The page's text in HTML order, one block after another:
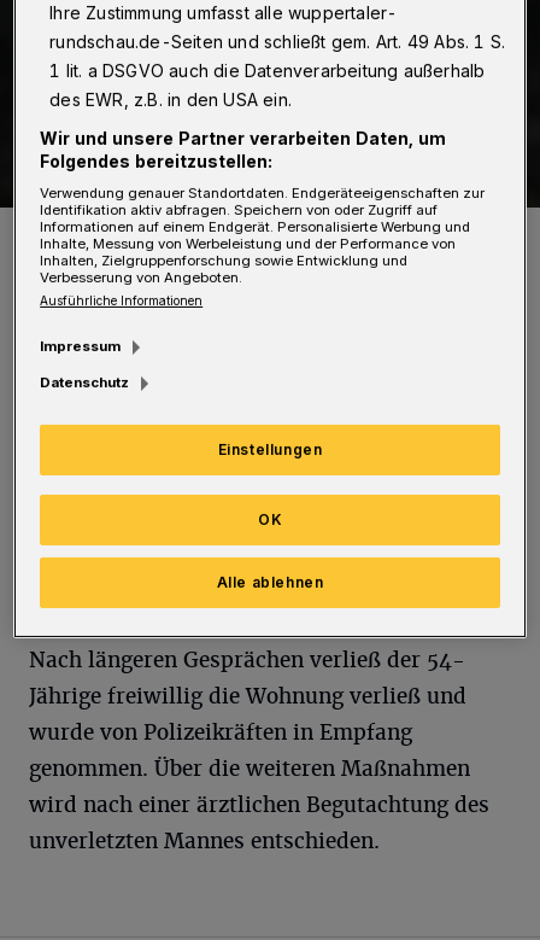
Symbolbild.
Foto: Christoph Petersen
Leitstelle informiert, dass ein 54 Jahre alter
geäußert habe. Da davon ausgegangen werden
musste, dass die Person über Schusswaffen
verfügt, rückte das SEK an.
Nach längeren Gesprächen verließ der 54-
Jährige freiwillig die Wohnung verließ und
wurde von Polizeikräften in Empfang
genommen. Über die weiteren Maßnahmen
wird nach einer ärztlichen Begutachtung des
unverletzten Mannes entschieden.
Ihre Zustimmung umfasst alle wuppertaler-
rundschau.de-Seiten und schließt gem. Art. 49 Abs. 1 S.
1 lit. a DSGVO auch die Datenverarbeitung außerhalb
des EWR, z.B. in den USA ein.
Wir und unsere Partner verarbeiten Daten, um
Folgendes bereitzustellen:
Verwendung genauer Standortdaten. Endgeräteeigenschaften zur
Identifikation aktiv abfragen. Speichern von oder Zugriff auf
Informationen auf einem Endgerät. Personalisierte Werbung und
Inhalte, Messung von Werbeleistung und der Performance von
Inhalten, Zielgruppenforschung sowie Entwicklung und
Verbesserung von Angeboten.
Ausführliche Informationen
Impressum
Datenschutz
Einstellungen
Alle ablehnen
OK